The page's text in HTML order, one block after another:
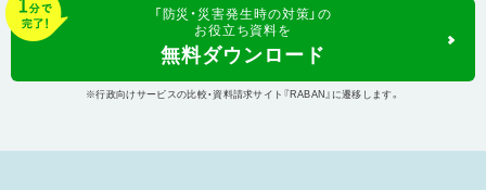
「防災・災害発生時の対策」の
お役立ち資料を
無料ダウンロード
※行政向けサービスの比較・資料請求サイト『RABAN』に遷移します。